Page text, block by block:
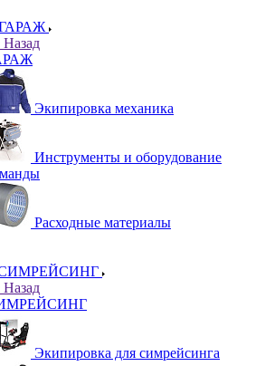
Назад
Экипировка механика
Инструменты и оборудование
Расходные материалы
Назад
Экипировка для симрейсинга